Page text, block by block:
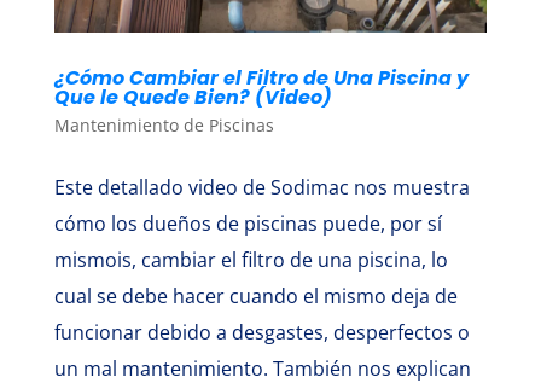
¿Cómo Cambiar el Filtro de Una Piscina y
Que le Quede Bien? (Video)
Mantenimiento de Piscinas
Este detallado video de Sodimac nos muestra
cómo los dueños de piscinas puede, por sí
mismois, cambiar el filtro de una piscina, lo
cual se debe hacer cuando el mismo deja de
funcionar debido a desgastes, desperfectos o
un mal mantenimiento. También nos explican